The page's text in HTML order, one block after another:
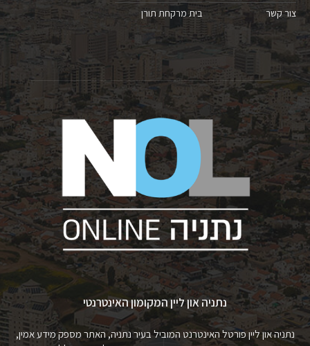
צור קשר
בית מרקחת תורן
נתניה און ליין המקומון האינטרנטי
נתניה און ליין פורטל האינטרנט המוביל בעיר נתניה, האתר מספק מידע אמין,